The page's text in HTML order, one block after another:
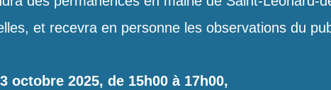
et recevra en personne les observations du
octobre 2025, de 15h00 à 17h00,